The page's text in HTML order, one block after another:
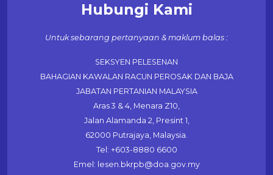
Hubungi Kami
Untuk sebarang pertanyaan & maklum balas :
SEKSYEN PELESENAN
BAHAGIAN KAWALAN RACUN PEROSAK DAN BAJA
JABATAN PERTANIAN MALAYSIA
Aras 3 & 4, Menara Z10,
Jalan Alamanda 2, Presint 1,
62000 Putrajaya, Malaysia.
Tel: +603-8880 6600
Emel: lesen.bkrpb@doa.gov.my